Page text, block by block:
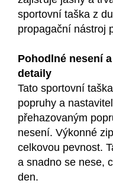
sportovní taška z
propagační nástroj
Pohodlné nesení
detaily
Tato sportovní
popruhy a
přehazovaným
nesení. Výkonné
celkovou pevnost.
a snadno se nese,
den.